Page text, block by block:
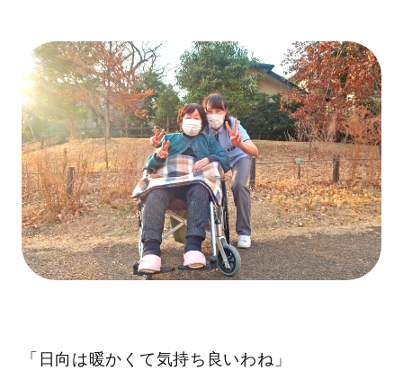
「日向は暖かくて気持ち良いわね」